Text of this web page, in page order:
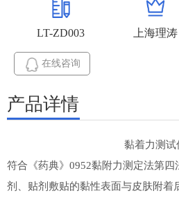
LT-ZD003 上海理涛
在线咨询
产品详情
黏着力测试
符合《药典》0952黏附力测定法第
剂、贴剂敷贴的黏性表面与皮肤附着